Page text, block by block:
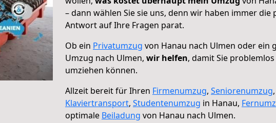
– dann wählen Sie sie uns, denn wir haben immer die
Antwort auf Ihre Fragen parat.
Ob ein Privatumzug von Hanau nach Ulmen oder ein
Umzug nach Ulmen, wir helfen, damit Sie
umziehen können.
Allzeit bereit für Ihren Firmenumzug, Seniorenumzug,
Klaviertransport, Studentenumzug in Hanau,
optimale Beiladung von Hanau nach Ulmen.